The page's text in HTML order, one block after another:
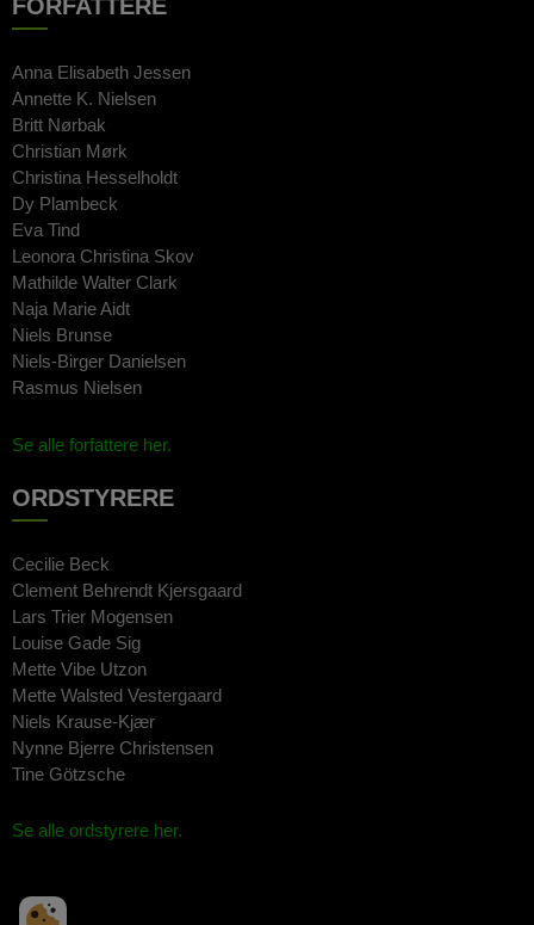
FORFATTERE
Anna Elisabeth Jessen
Annette K. Nielsen
Britt Nørbak
Christian Mørk
Christina Hesselholdt
Dy Plambeck
Eva Tind
Leonora Christina Skov
Mathilde Walter Clark
Naja Marie Aidt
Niels Brunse
Niels-Birger Danielsen
Rasmus Nielsen
Se alle forfattere her.
ORDSTYRERE
Cecilie Beck
Clement Behrendt Kjersgaard
Lars Trier Mogensen
Louise Gade Sig
Mette Vibe Utzon
Mette Walsted Vestergaard
Niels Krause-Kjær
Nynne Bjerre Christensen
Tine Götzsche
Se alle ordstyrere her.